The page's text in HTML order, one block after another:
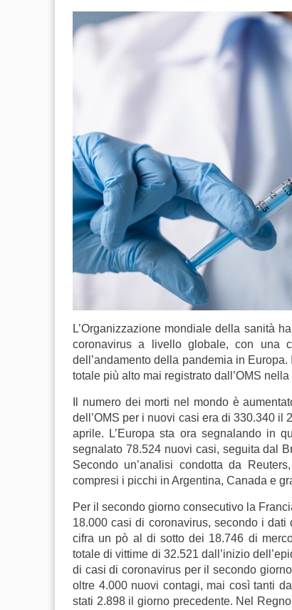
L’Organizzazione mondiale della sanità
coronavirus a livello globale, con una
dell’andamento della pandemia in
totale più alto mai registrato dall’OMS nella
Il numero dei morti nel mondo è
dell’OMS per i nuovi casi era di 330.340 il
aprile. L’Europa sta ora segnalando in
segnalato 78.524 nuovi casi, seguita dal
Secondo un’analisi condotta da
compresi i picchi in Argentina, Canada e
Per il secondo giorno consecutivo la
18.000 casi di coronavirus, secondo i
cifra un pò al di sotto dei 18.746 di
totale di vittime di 32.521 dall’inizio
di casi di coronavirus per il secondo
oltre 4.000 nuovi contagi, mai così tanti
stati 2.898 il giorno precedente. Nel